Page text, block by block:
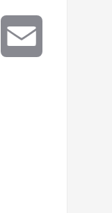
Messenger